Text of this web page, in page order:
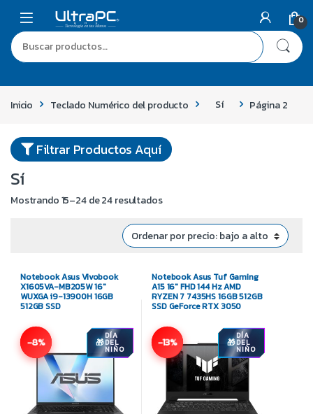
Skip to navigation
0
Buscar por:
Inicio Teclado Numérico del producto Sí Página 2
Filtrar Productos Aquí
Sí
Mostrando 15–24 de 24 resultadosOrdenado por precio: bajo a alto
Notebook Asus Vivobook
X1605VA-MB205W 16″
WUXGA i9-13900H 16GB
512GB SSD
-8% DÍA
DEL
NIÑO
Notebook Asus Tuf Gaming
A15 16″ FHD 144 Hz AMD
RYZEN 7 7435HS 16GB 512GB
SSD GeForce RTX 3050
-13% DÍA
DEL
NIÑO